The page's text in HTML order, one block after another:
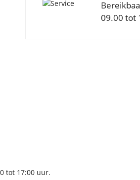
09.00 tot
tot 17:00 uur.